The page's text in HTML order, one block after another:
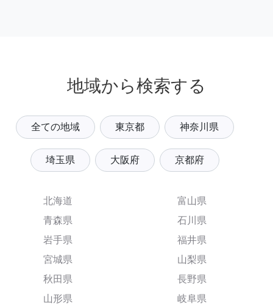
地域から検索する
全ての地域 東京都 神奈川県
埼玉県 大阪府 京都府
北海道
青森県
岩手県
宮城県
秋田県
山形県
富山県
石川県
福井県
山梨県
長野県
岐阜県